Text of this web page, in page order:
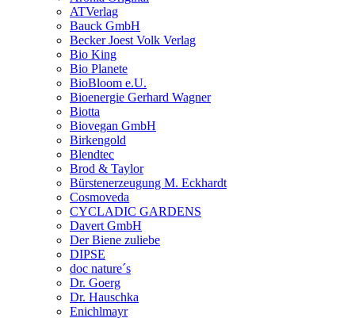
ATVerlag
Bauck GmbH
Becker Joest Volk Verlag
Bio King
Bio Planete
BioBloom e.U.
Bioenergie Gerhard Wagner
Biotta
Biovegan GmbH
Birkengold
Blendtec
Brod & Taylor
Bürstenerzeugung M. Eckhardt
Cosmoveda
CYCLADIC GARDENS
Davert GmbH
Der Biene zuliebe
DIPSE
doc nature´s
Dr. Goerg
Dr. Hauschka
Enichlmayr